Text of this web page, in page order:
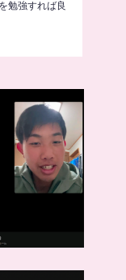
勉強すれば良